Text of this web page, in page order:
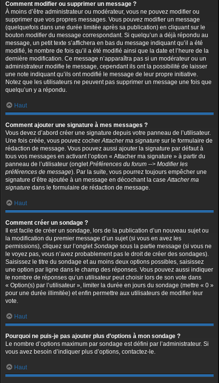
Comment modifier ou supprimer un message ?
À moins d’être administrateur ou modérateur, vous ne pouvez modifier ou
supprimer que vos propres messages. Vous pouvez modifier un message
(quelquefois dans une durée limitée après sa publication) en cliquant sur le
bouton modifierdu message correspondant. Si quelqu’un a déjà répondu au
message, un petit texte s’affichera en bas du message indiquant qu’il a été
modifié, le nombre de fois qu’il a été modifié ainsi que la date et l’heure de la
dernière modification. Ce message n’apparaîtra pas si un modérateur ou un
administrateur modifie le message, cependant ils ont la possibilité de laisser
une note indiquant qu’ils ont modifié le message de leur propre initiative.
Notez que les utilisateurs ne peuvent pas supprimer un message une fois que
quelqu’un y a répondu.
Haut
Comment ajouter une signature à mes messages ?
Vous devez d’abord créer une signature depuis votre panneau de l’utilisateur.
Une fois créée, vous pouvez cocherAttacher ma signature sur le formulaire de
rédaction de message. Vous pouvez aussi ajouter la signature par défaut à
tous vos messages en activant l’option « Attacher ma signature » à partir du
panneau de l’utilisateur (ongletPréférences du forum --> Modifier les
préférences de message). Par la suite, vous pourrez toujours empêcher une
signature d’être ajoutée à un message en décochant la caseAttacher ma
signature dans le formulaire de rédaction de message.
Haut
Comment créer un sondage ?
Il est facile de créer un sondage, lors de la publication d’un nouveau sujet ou
la modification du premier message d’un sujet (si vous en avez les
permissions), cliquez sur l’ongletSondage sous la partie message (si vous ne
le voyez pas, vous n’avez probablement pas le droit de créer des sondages).
Saisissez le titre du sondage et au moins deux options possibles, saisissez
une option par ligne dans le champ des réponses. Vous pouvez aussi indiquer
le nombre de réponses qu’un utilisateur peut choisir lors de son vote dans
« Option(s) par l’utilisateur », limiter la durée en jours du sondage (mettre « 0 »
pour une durée illimitée) et enfin permettre aux utilisateurs de modifier leur
vote.
Haut
Pourquoi ne puis-je pas ajouter plus d’options à mon sondage ?
Le nombre d’options maximum par sondage est défini par l’administrateur. Si
vous avez besoin d’indiquer plus d’options, contactez-le.
Haut